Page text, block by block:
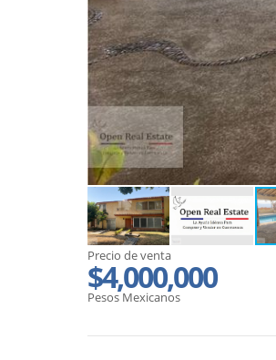
Precio de venta
$4,000,000
Pesos Mexicanos